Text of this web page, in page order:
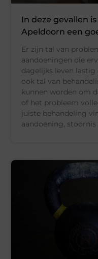
In deze gevallen
Apeldoorn een
Er zijn tal van
aandoeningen die
dagelijks leven
ook tal van
kunnen worden om
of het probleem
juiste behandeling
aandoening,